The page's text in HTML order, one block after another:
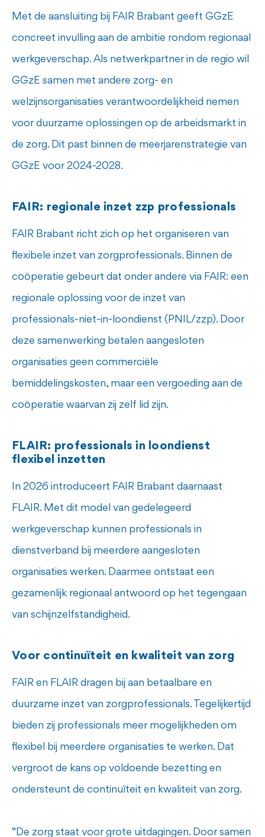
Met de aansluiting bij FAIR Brabant geeft GGzE
concreet invulling aan de ambitie rondom regionaal
werkgeverschap. Als netwerkpartner in de regio wil
GGzE samen met andere zorg- en
welzijnsorganisaties verantwoordelijkheid nemen
voor duurzame oplossingen op de arbeidsmarkt in
de zorg. Dit past binnen de meerjarenstrategie van
GGzE voor 2024-2028.
FAIR: regionale inzet zzp professionals
FAIR Brabant richt zich op het organiseren van
flexibele inzet van zorgprofessionals. Binnen de
coöperatie gebeurt dat onder andere via FAIR: een
regionale oplossing voor de inzet van
professionals-niet-in-loondienst (PNIL/zzp). Door
deze samenwerking betalen aangesloten
organisaties geen commerciële
bemiddelingskosten, maar een vergoeding aan de
coöperatie waarvan zij zelf lid zijn.
FLAIR: professionals in loondienst
flexibel inzetten
In 2026 introduceert FAIR Brabant daarnaast
FLAIR. Met dit model van gedelegeerd
werkgeverschap kunnen professionals in
dienstverband bij meerdere aangesloten
organisaties werken. Daarmee ontstaat een
gezamenlijk regionaal antwoord op het tegengaan
van schijnzelfstandigheid.
Voor continuïteit en kwaliteit van zorg
FAIR en FLAIR dragen bij aan betaalbare en
duurzame inzet van zorgprofessionals. Tegelijkertijd
bieden zij professionals meer mogelijkheden om
flexibel bij meerdere organisaties te werken. Dat
vergroot de kans op voldoende bezetting en
ondersteunt de continuïteit en kwaliteit van zorg.
“De zorg staat voor grote uitdagingen. Door samen